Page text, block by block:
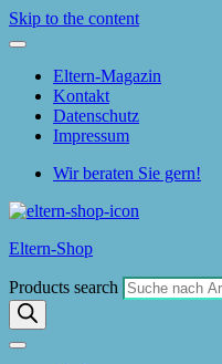
Skip to the content
Eltern-Magazin
Kontakt
Datenschutz
Impressum
Wir beraten Sie gern!
Eltern-Shop
Products search